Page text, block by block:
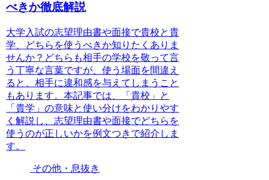
べきか徹底解説
大学入試の志望理由書や面接で貴校と貴
学、どちらを使うべきか知りたくありま
せんか？どちらも相手の学校を敬って言
う丁寧な言葉ですが、使う場面を間違え
ると、相手に違和感を与えてしまうこと
もあります。本記事では、「貴校」と
「貴学」の意味と使い分けをわかりやす
く解説し、志望理由書や面接でどちらを
使うのが正しいかを例文つきで紹介しま
す。
その他・息抜き